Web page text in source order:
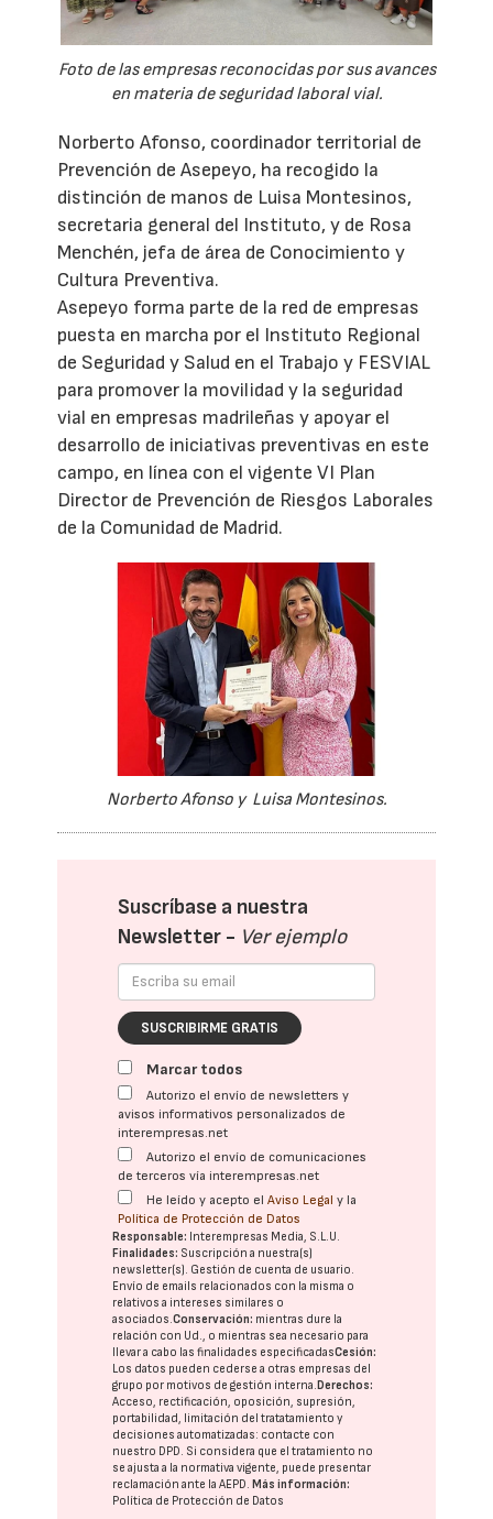
Foto de las empresas reconocidas por sus avances
en materia de seguridad laboral vial.
Norberto Afonso, coordinador territorial de
Prevención de Asepeyo, ha recogido la
distinción de manos de Luisa Montesinos,
secretaria general del Instituto, y de Rosa
Menchén, jefa de área de Conocimiento y
Cultura Preventiva.
Asepeyo forma parte de la red de empresas
puesta en marcha por el Instituto Regional
de Seguridad y Salud en el Trabajo y FESVIAL
para promover la movilidad y la seguridad
vial en empresas madrileñas y apoyar el
desarrollo de iniciativas preventivas en este
campo, en línea con el vigente VI Plan
Director de Prevención de Riesgos Laborales
de la Comunidad de Madrid.
Norberto Afonso y Luisa Montesinos.
Suscríbase a nuestra
Newsletter - Ver ejemplo
SUSCRIBIRME GRATIS
Marcar todos
Autorizo el envío de newsletters y
avisos informativos personalizados de
interempresas.net
Autorizo el envío de comunicaciones
de terceros vía interempresas.net
He leído y acepto elAviso Legal y la
Política de Protección de Datos
Responsable: Interempresas Media, S.L.U.
Finalidades: Suscripción a nuestra(s)
newsletter(s). Gestión de cuenta de usuario.
Envío de emails relacionados con la misma o
relativos a intereses similares o
asociados.Conservación: mientras dure la
relación con Ud., o mientras sea necesario para
llevar a cabo las finalidades especificadasCesión:
Los datos pueden cederse a otras empresas del
grupo por motivos de gestión interna.Derechos:
Acceso, rectificación, oposición, supresión,
portabilidad, limitación del tratatamiento y
decisiones automatizadas: contacte con
nuestro DPD . Si considera que el tratamiento no
se ajusta a la normativa vigente, puede presentar
reclamación ante laAEPD .Más información:
Política de Protección de Datos